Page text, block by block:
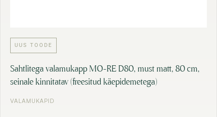
UUS TOODE
Sahtlitega valamukapp MO-RE D80, must matt, 80 cm,
seinale kinnitatav (freesitud käepidemetega)
VALAMUKAPID